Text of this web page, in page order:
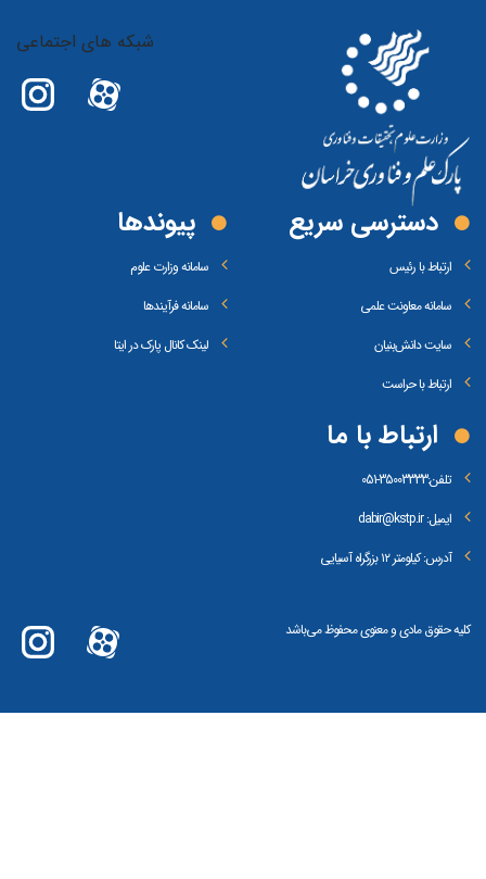
شبکه های اجتماعی
دسترسی سریع
ارتباط با رئیس
سامانه معاونت علمی
سایت دانش‌بنیان
ارتباط با حراست
پیوند‌ها
سامانه وزارت علوم
سامانه فرآیندها
لینک کانال پارک در ایتا
ارتباط با ما
تلفن:35003333-051
ایمیل: dabir@kstp.ir
آدرس: کیلومتر ۱۲ بزرگراه آسیایی
کلیه حقوق مادی و معنوی محفوظ می‌باشد